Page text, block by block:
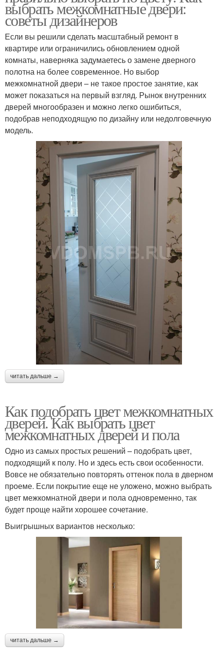
выбрать межкомнатные двери:
советы дизайнеров
Если вы решили сделать масштабный ремонт в
квартире или ограничились обновлением одной
комнаты, наверняка задумаетесь о замене дверного
полотна на более современное. Но выбор
межкомнатной двери – не такое простое занятие, как
может показаться на первый взгляд. Рынок внутренних
дверей многообразен и можно легко ошибиться,
подобрав неподходящую по дизайну или недолговечную
модель.
читать дальше →
Как подобрать цвет межкомнатных
дверей. Как выбрать цвет
межкомнатных дверей и пола
Одно из самых простых решений – подобрать цвет,
подходящий к полу. Но и здесь есть свои особенности.
Вовсе не обязательно повторять оттенок пола в дверном
проеме. Если покрытие еще не уложено, можно выбрать
цвет межкомнатной двери и пола одновременно, так
будет проще найти хорошее сочетание.
Выигрышных вариантов несколько:
читать дальше →